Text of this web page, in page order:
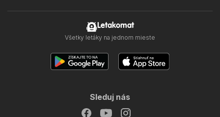
Letakomat
Všetky letáky na jednom mieste
Sleduj nás